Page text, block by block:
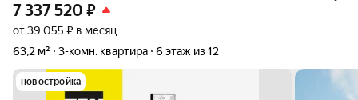
7 337 520 ₽
от 39 055 ₽ в месяц
63,2 м²
3-комн. квартира 6 этаж из 12
новостройка